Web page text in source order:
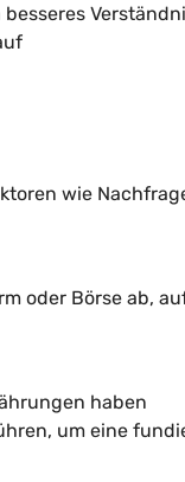
wie
oder Börse ab,
haben
um eine